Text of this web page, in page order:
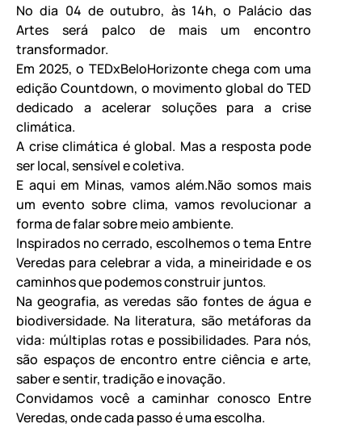
No dia 04 de outubro, às 14h, o Palácio das
Artes será palco de mais um encontro
transformador.
Em 2025, o TEDxBeloHorizonte chega com uma
edição Countdown, o movimento global do TED
dedicado a acelerar soluções para a crise
climática.
A crise climática é global. Mas a resposta pode
ser local, sensível e coletiva.
E aqui em Minas, vamos além.Não somos mais
um evento sobre clima, vamos revolucionar a
forma de falar sobre meio ambiente.
Inspirados no cerrado, escolhemos o tema Entre
Veredas para celebrar a vida, a mineiridade e os
caminhos que podemos construir juntos.
Na geografia, as veredas são fontes de água e
biodiversidade. Na literatura, são metáforas da
vida: múltiplas rotas e possibilidades. Para nós,
são espaços de encontro entre ciência e arte,
saber e sentir, tradição e inovação.
Convidamos você a caminhar conosco Entre
Veredas, onde cada passo é uma escolha.